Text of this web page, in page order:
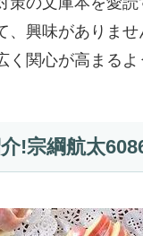
、興味がありま
関心が高まるよ
!宗綱航太